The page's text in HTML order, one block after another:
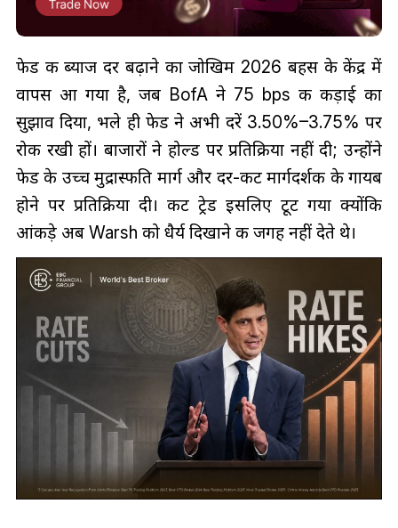
फेड की ब्याज दर बढ़ाने का जोखिम 2026 बहस के केंद्र में
वापस आ गया है, जब BofA ने 75 bps की कड़ाई का
सुझाव दिया, भले ही फेड ने अभी दरें 3.50%–3.75% पर
रोक रखी हों। बाजारों ने होल्ड पर प्रतिक्रिया नहीं दी; उन्होंने
फेड के उच्च मुद्रास्फीति मार्ग और दर-कट मार्गदर्शक के गायब
होने पर प्रतिक्रिया दी। कट ट्रेड इसलिए टूट गया क्योंकि
आंकड़े अब Warsh को धैर्य दिखाने की जगह नहीं देते थे।